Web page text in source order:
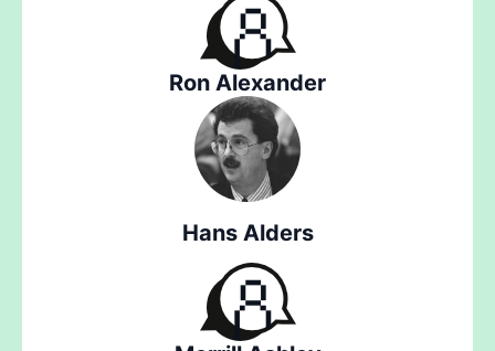
Ron Alexander
Hans Alders